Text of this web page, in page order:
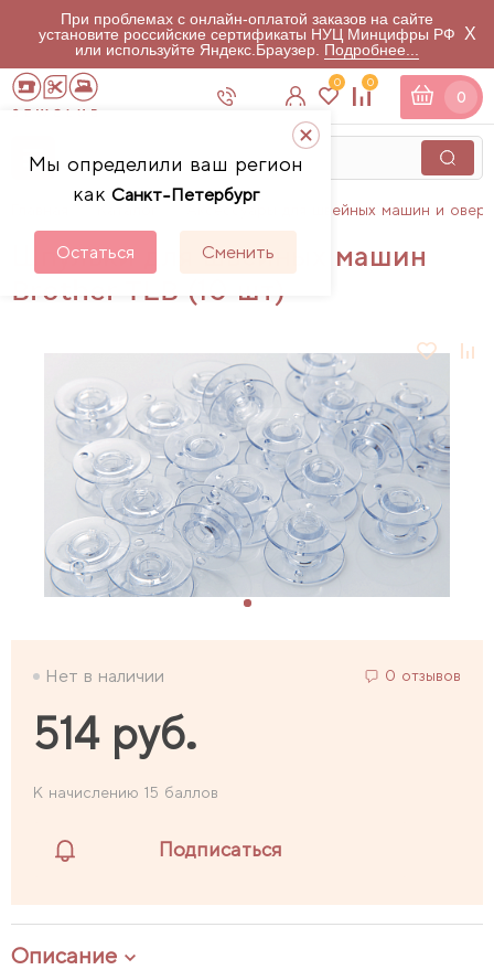
При проблемах с онлайн-оплатой заказов на сайте
установите российские сертификаты НУЦ Минцифры РФ
или используйте Яндекс.Браузер. Подробнее...
X
Мы определили ваш регион
как Санкт-Петербург
Остаться Сменить
0 0
0
Аксессуары для швейных машин и
Шпульки для швейных машин
Brother TLB (10 шт)
Нет в наличии 0 отзывов
514 руб.
К начислению 15 баллов
Подписаться
Описание